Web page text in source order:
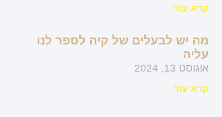
קרא עוד
מה יש לבעלים של קיה לספר לנו
עליה
אוגוסט 13, 2024
קרא עוד